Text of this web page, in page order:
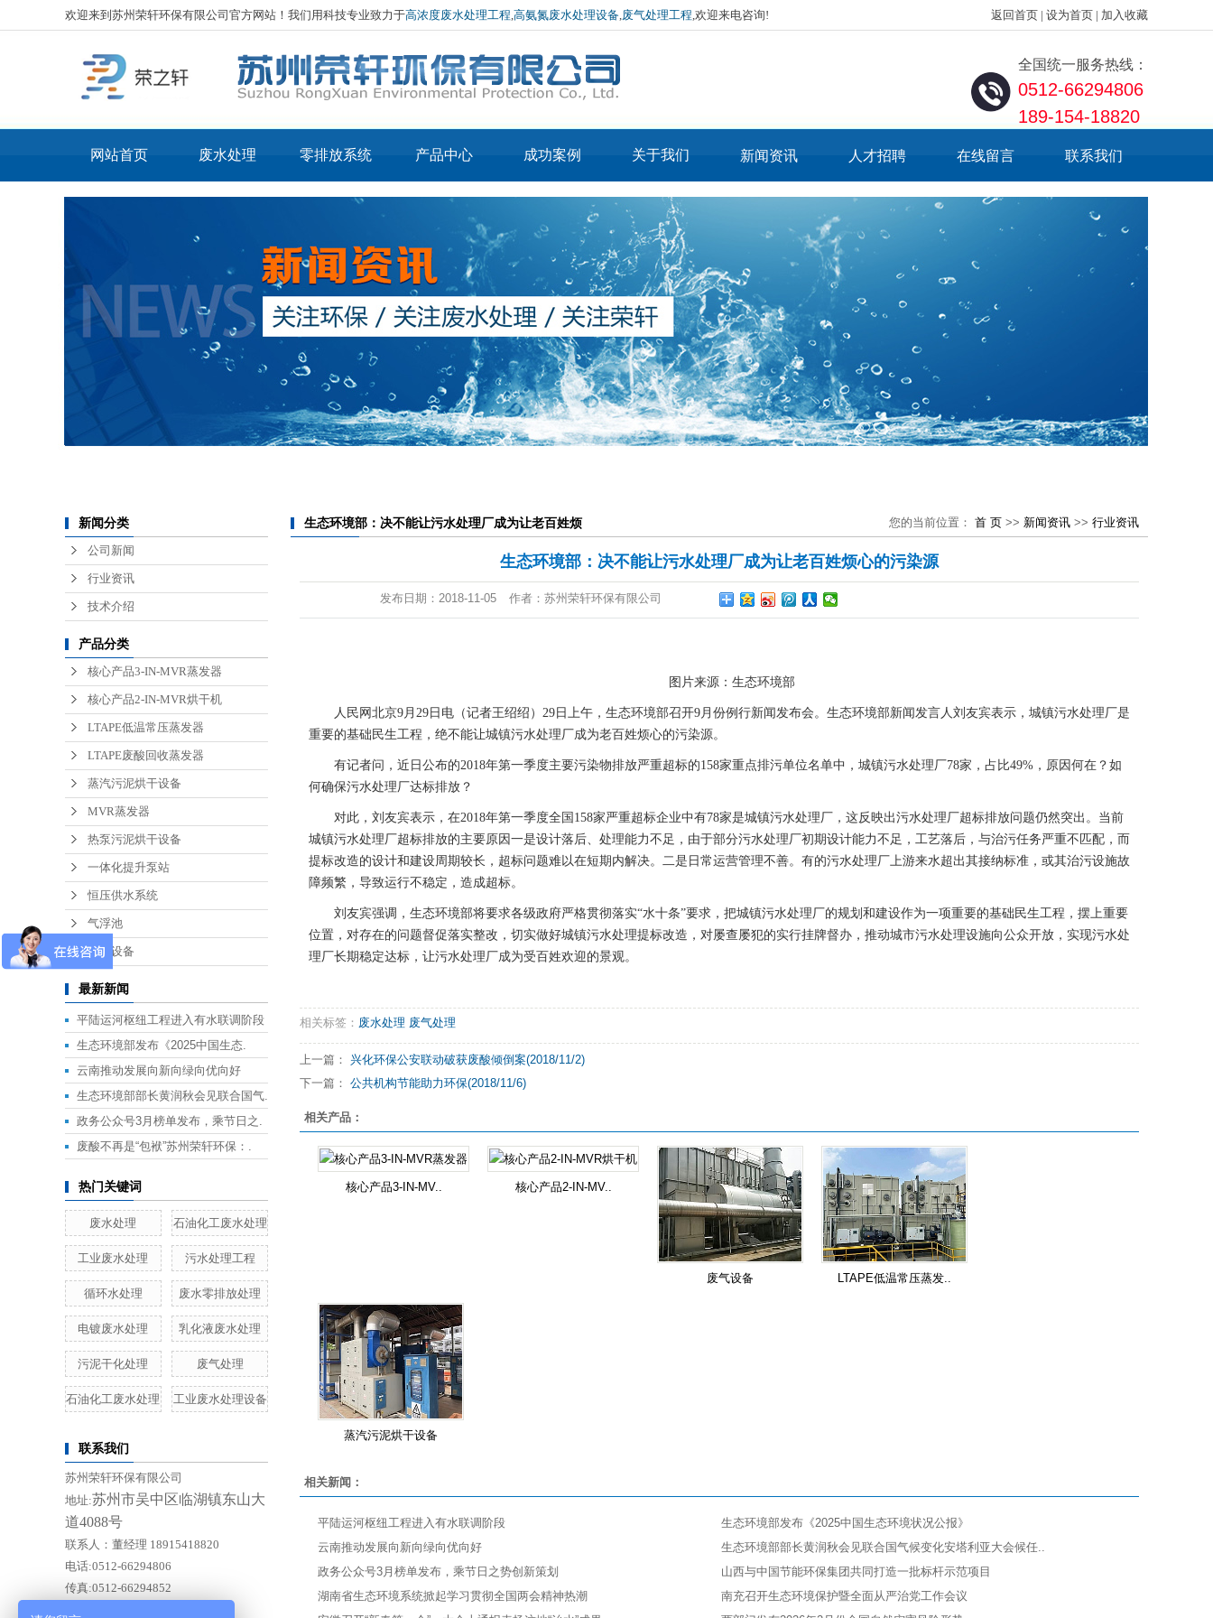
欢迎来到苏州荣轩环保有限公司官方网站！我们用科技专业致力于高浓度废水处理工程,高氨氮废水处理设备,废气处理工程,欢迎来电咨询! 返回首页 | 设为首页 | 加入收藏
全国统一服务热线：
0512-66294806
189-154-18820
网站首页 废水处理
工业废水处理
电镀废水处理
表面处理废水处理
光伏废水处理
线路板废水处理
机械加工废水处理
锂电池废水处理
零排放系统 产品中心
核心产品3-IN-MVR蒸
核心产品2-IN-MVR烘
干机
LTAPE低温常压蒸发器
LTAPE废酸回收蒸发器
蒸汽污泥烘干设备
MVR蒸发器
热泵污泥烘干设备
一体化提升泵站
废气设备
成功案例 关于我们
公司简介
企业文化
厂房环境
荣誉资质
新闻资讯
公司新闻
行业资讯
技术介绍
人才招聘 在线留言 联系我们
新闻分类
公司新闻
行业资讯
技术介绍
产品分类
核心产品3-IN-MVR蒸发器
核心产品2-IN-MVR烘干机
LTAPE低温常压蒸发器
LTAPE废酸回收蒸发器
蒸汽污泥烘干设备
MVR蒸发器
热泵污泥烘干设备
一体化提升泵站
恒压供水系统
气浮池
废气设备
最新新闻
平陆运河枢纽工程进入有水联调阶段
生态环境部发布《2025中国生态.
云南推动发展向新向绿向优向好
生态环境部部长黄润秋会见联合国气.
政务公众号3月榜单发布，乘节日之.
废酸不再是“包袱”苏州荣轩环保：.
热门关键词
废水处理 石油化工废水处理
工业废水处理 污水处理工程
循环水处理 废水零排放处理
电镀废水处理 乳化液废水处理
污泥干化处理 废气处理
石油化工废水处理 工业废水处理设备
联系我们
苏州荣轩环保有限公司
地址:苏州市吴中区临湖镇东山大
道4088号
联系人：董经理 18915418820
电话:0512-66294806
传真:0512-66294852
生态环境部：决不能让污水处理厂成为让老百姓烦
您的当前位置： 首 页 >> 新闻资讯 >> 行业资讯
生态环境部：决不能让污水处理厂成为让老百姓烦心的污染源
发布日期： 2018-11-05 作者： 苏州荣轩环保有限公司
图片来源：生态环境部
人民网北京9月29日电（记者王绍绍）29日上午，生态环境部召开9月份例行新闻发布会。生态环境部新闻发言人刘友宾表示，城镇污水处理厂是
重要的基础民生工程，绝不能让城镇污水处理厂成为老百姓烦心的污染源。
有记者问，近日公布的2018年第一季度主要污染物排放严重超标的158家重点排污单位名单中，城镇污水处理厂78家，占比49%，原因何在？如
何确保污水处理厂达标排放？
对此，刘友宾表示，在2018年第一季度全国158家严重超标企业中有78家是城镇污水处理厂，这反映出污水处理厂超标排放问题仍然突出。当前
城镇污水处理厂超标排放的主要原因一是设计落后、处理能力不足，由于部分污水处理厂初期设计能力不足，工艺落后，与治污任务严重不匹配，而
提标改造的设计和建设周期较长，超标问题难以在短期内解决。二是日常运营管理不善。有的污水处理厂上游来水超出其接纳标准，或其治污设施故
障频繁，导致运行不稳定，造成超标。
刘友宾强调，生态环境部将要求各级政府严格贯彻落实“水十条”要求，把城镇污水处理厂的规划和建设作为一项重要的基础民生工程，摆上重要
位置，对存在的问题督促落实整改，切实做好城镇污水处理提标改造，对屡查屡犯的实行挂牌督办，推动城市污水处理设施向公众开放，实现污水处
理厂长期稳定达标，让污水处理厂成为受百姓欢迎的景观。
相关标签： 废水处理 废气处理
上一篇： 兴化环保公安联动破获废酸倾倒案(2018/11/2)
下一篇： 公共机构节能助力环保(2018/11/6)
相关产品：
核心产品3-IN-MV.. 核心产品2-IN-MV..
废气设备 LTAPE低温常压蒸发..
蒸汽污泥烘干设备
相关新闻：
平陆运河枢纽工程进入有水联调阶段
生态环境部发布《2025中国生态环境状况公报》
云南推动发展向新向绿向优向好
生态环境部部长黄润秋会见联合国气候变化安塔利亚大会候任..
政务公众号3月榜单发布，乘节日之势创新策划
山西与中国节能环保集团共同打造一批标杆示范项目
湖南省生态环境系统掀起学习贯彻全国两会精神热潮
南充召开生态环境保护暨全面从严治党工作会议